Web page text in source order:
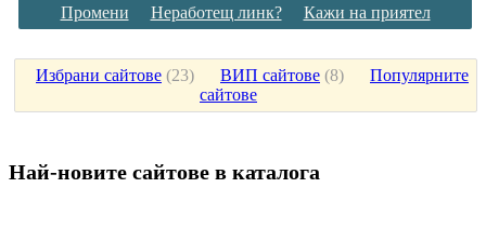
Промени Неработещ линк? Кажи на приятел
Избрани сайтове (23) ВИП сайтове (8) Популярните
сайтове
Най-новите сайтoве в каталога